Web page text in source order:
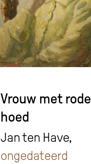
Vrouw met rode
hoed
Jan ten Have,
ongedateerd